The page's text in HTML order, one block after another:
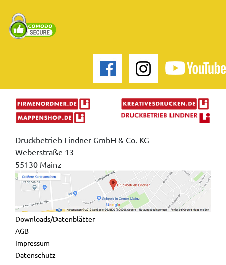
Druckbetrieb Lindner GmbH & Co. KG
Weberstraße 13
55130 Mainz
Downloads/Datenblätter
AGB
Impressum
Datenschutz